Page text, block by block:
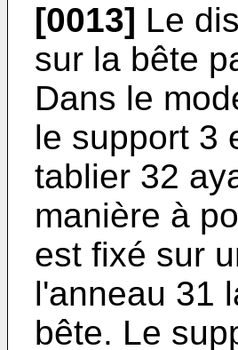
[0013] Le
sur la bête
Dans le
le support 3
tablier 32
manière à
est fixé sur
l'anneau 31
bête. Le